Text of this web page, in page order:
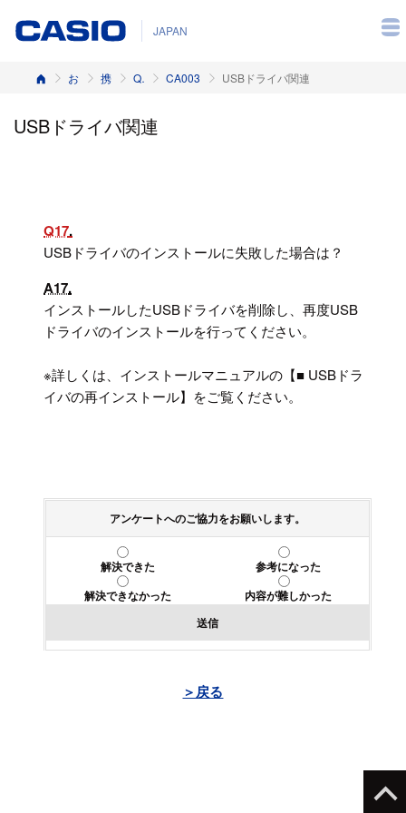
JAPAN
ホーム お客様サポート 携帯電話 Q&A（よくある質問と答え） CA003 USBドライバ関連
USBドライバ関連
Q17
USBドライバのインストールに失敗した場合は？
A17
インストールしたUSBドライバを削除し、再度USB
ドライバのインストールを行ってください。
※詳しくは、インストールマニュアルの【■ USBドラ
イバの再インストール】をご覧ください。
アンケートへのご協力をお願いします。
解決できた
参考になった
解決できなかった
内容が難しかった
送信
＞戻る